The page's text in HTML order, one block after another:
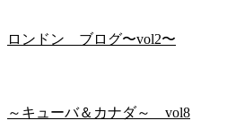
ロンドン ブログ〜vol2〜
～キューバ＆カナダ～ vol8